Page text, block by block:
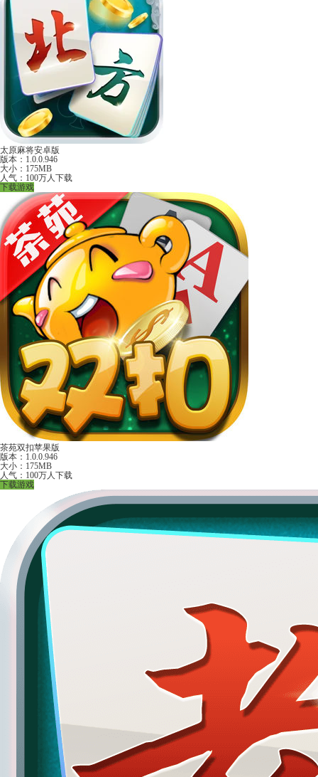
太原麻将安卓版
版本：1.0.0.946
大小：175MB
人气：100万人下载
下载游戏
茶苑双扣苹果版
版本：1.0.0.946
大小：175MB
人气：100万人下载
下载游戏